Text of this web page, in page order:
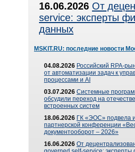
16.06.2026 От
service: эксперты
данных
MSKIT.RU: последние новости
04.08.2026 Российский RPA-
от автоматизации задач к
процессами и AI
03.07.2026 Системные
обсудили переход на
встроенных систем
18.06.2026 ГК «ЭОС» подвела
партнерской конференции
документооборот – 2026»
16.06.2026 От